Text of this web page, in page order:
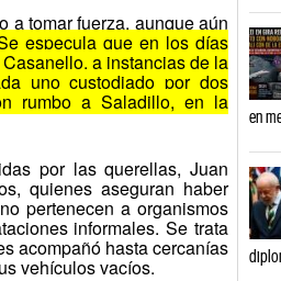
a tomar fuerza, aunque aún
especula que en los días
a instancias de la
uno custodiado por dos
rumbo a Saladillo, en la
por las querellas, Juan
quienes aseguran haber
pertenecen a organismos
informales. Se trata
acompañó hasta cercanías
vehículos vacíos.
en